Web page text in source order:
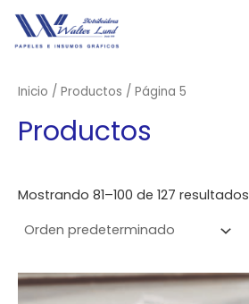
contenido
Inicio / Productos / Página 5
Productos
Mostrando 81–100 de 127 resultados